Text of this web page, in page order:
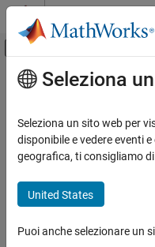
Vai al contenuto
Attiva/disattiva
Pagina iniziale della
Contenuto principale
Seleziona
Seleziona un sito web per
disponibile e vedere eventi
geografica, ti consigliamo
United States
Puoi anche selezionare un